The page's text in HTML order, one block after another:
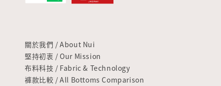
關於我們 / About Nui
堅持初衷 / Our Mission
布料科技 / Fabric & Technology
褲款比較 / All Bottoms Comparison